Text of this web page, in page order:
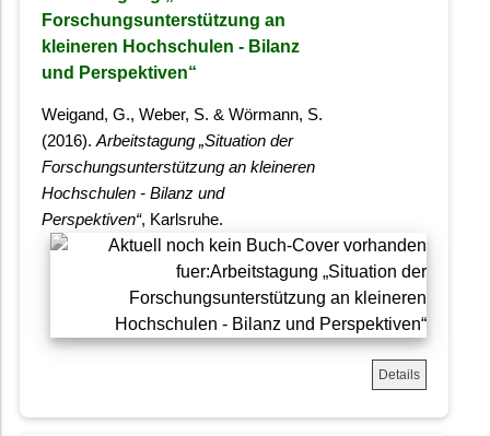
Forschungsunterstützung an
kleineren Hochschulen - Bilanz
und Perspektiven“
Weigand, G., Weber, S. & Wörmann, S.
(2016). Arbeitstagung „Situation der
Forschungsunterstützung an kleineren
Hochschulen - Bilanz und
Perspektiven“, Karlsruhe.
Details